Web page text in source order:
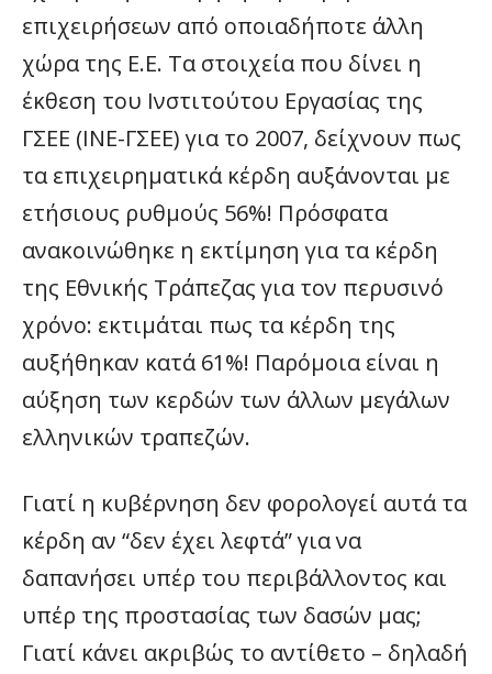
επιχειρήσεων από οποιαδήποτε άλλη
χώρα της Ε.Ε. Τα στοιχεία που δίνει η
έκθεση του Ινστιτούτου Εργασίας της
ΓΣΕΕ (ΙΝΕ-ΓΣΕΕ) για το 2007, δείχνουν πως
τα επιχειρηματικά κέρδη αυξάνονται με
ετήσιους ρυθμούς 56%! Πρόσφατα
ανακοινώθηκε η εκτίμηση για τα κέρδη
της Εθνικής Τράπεζας για τον περυσινό
χρόνο: εκτιμάται πως τα κέρδη της
αυξήθηκαν κατά 61%! Παρόμοια είναι η
αύξηση των κερδών των άλλων μεγάλων
ελληνικών τραπεζών.
Γιατί η κυβέρνηση δεν φορολογεί αυτά τα
κέρδη αν “δεν έχει λεφτά” για να
δαπανήσει υπέρ του περιβάλλοντος και
υπέρ της προστασίας των δασών μας;
Γιατί κάνει ακριβώς το αντίθετο – δηλαδή